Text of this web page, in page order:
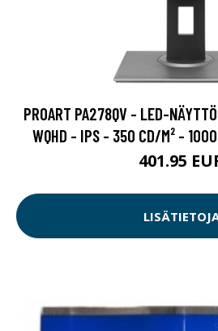
PROART PA278QV - LED-
WQHD - IPS - 350 CD/M² -
401.95